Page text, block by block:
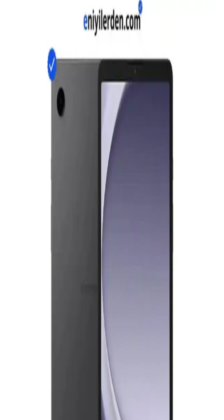
Bütçe Dostu Tablet Modelleri: Okuma, İnternet ve
Yayın İçin En Uygun Seçenekler
Okuma, internet ve yayın için uygun fiyatlı tabletler inceleniyor.
Samsung, Lenovo, Amazon Fire, Xiaomi ve Realme modellerinin
özellikleri, avantajları ve kullanım deneyimleri değerlendiriliyor.
Samsung Galaxy Tab S9 Wi-Fi ve depolama
seçenekleriyle çok yönlü kullanım imkanı sunuyor
Samsung Galaxy Tab S9, Wi-Fi ve çeşitli depolama seçenekleriyle
günlük kullanım, iş ve eğlence ihtiyaçlarına uygun, yüksek
performanslı ve pratik bir tablet deneyimi sunar.
Galaxy Tab A9 ve S6 Lite: Temel Özelliklerin
Karşılaştırması ve Kullanıcı Tavsiyeleri
Galaxy Tab A9 ve S6 Lite modellerinin tasarım, performans,
depolama ve yazılım özellikleri karşılaştırmasıyla, kullanıcıların
ihtiyaçlarına uygun seçim yapmasına yardımcı olacak bilgiler
Samsung A9 Plus ve S9 FE Tablet Modellerinin
Samsung A9 Plus ve S9 FE tablet modellerinin özellikleri,
Samsung Galaxy S7 FE ve Benzer Tablet Modelleri
Samsung Galaxy S7 FE, geniş ekranı ve uzun pil ömrüyle öne çıkan
uygun fiyatlı tablet modelidir. 12.4 inç ekran, 45W hızlı şarj ve
yüksek depolama kapasitesiyle günlük kullanım için ideal.
12 İnç Tabletlerde Samsung ve Xiaomi
Karşılaştırması: Tasarım, Performans ve Fiyat
Samsung ve Xiaomi'nin 12 inç tablet modellerini tasarım,
performans ve fiyat açısından karşılaştırıyoruz. Hangi model
ihtiyaçlarınıza uygun, detaylar burada.